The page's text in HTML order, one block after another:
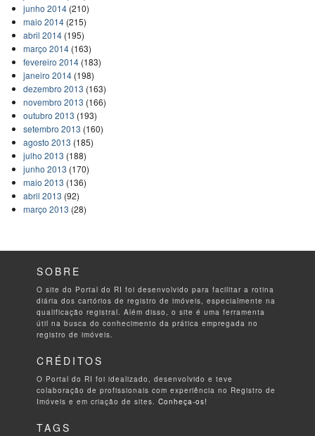
junho 2014(210)
maio 2014(215)
abril 2014(195)
março 2014(163)
fevereiro 2014(183)
janeiro 2014(198)
dezembro 2013 (163)
novembro 2013 (166)
outubro 2013 (193)
setembro 2013 (160)
agosto 2013 (185)
julho 2013 (188)
junho 2013 (170)
maio 2013 (136)
abril 2013 (92)
março 2013 (28)
SOBRE
O site do Portal do RI foi desenvolvido para facilitar a rotina
diária dos cartórios de registro de imóveis, especialmente na
qualificação registral. Além disso, o site é uma ferramenta
útil na busca do conhecimento da prática empregada no
registro de imóveis.
CRÉDITOS
O Portal do RI foi idealizado, desenvolvido e teve
colaboração de profissionais com experiência no Registro de
Imóveis e em criação de sites.Conheça-os!
TAGS